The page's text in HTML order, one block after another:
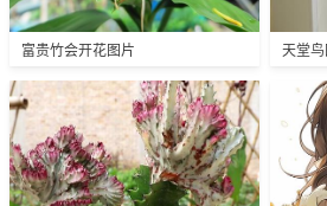
富贵竹会开花图片 天堂